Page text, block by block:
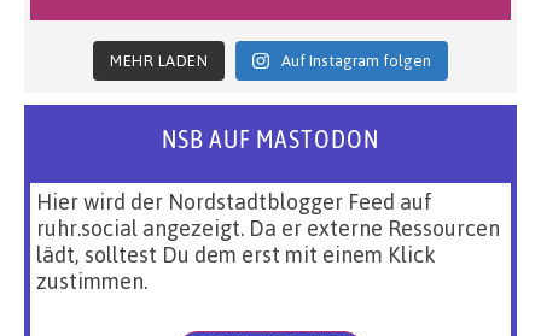
MEHR LADEN Auf Instagram folgen
NSB AUF MASTODON
Hier wird der Nordstadtblogger Feed auf
ruhr.social angezeigt. Da er externe Ressourcen
lädt, solltest Du dem erst mit einem Klick
zustimmen.